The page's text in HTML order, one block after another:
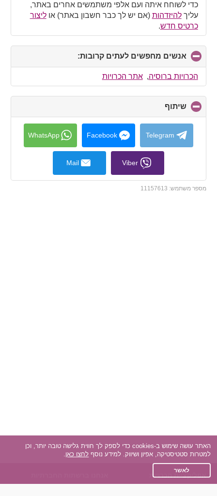
כדי לשוחח איתה ועם אלפי משתמשים אחרים באתר,
עליךלהיזדהות (אם יש לך כבר חשבון באתר) אוליצור
כרטיס חדש.
אנשים מחפשים לעתים קרובות:
to
contents
הכרויות ברוסיה,אתר הכרויות
שיתוף
to
collapse
contents
Telegram
Facebook
WhatsApp
Viber
Mail
מספר משתמש: 11157613
אפליקציית הכרויות
האתר עושה שימוש ב-cookies כדי לספק לך חווית גלישה טובה יותר, וכן
למטרות סטטיסטיקה, אפיון ושיווק. למידע נוסף לחצו כאן.
לאשר